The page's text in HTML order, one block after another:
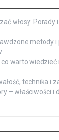
włosy: Porady
metody i
warto wiedzieć
technika i
– właściwości i